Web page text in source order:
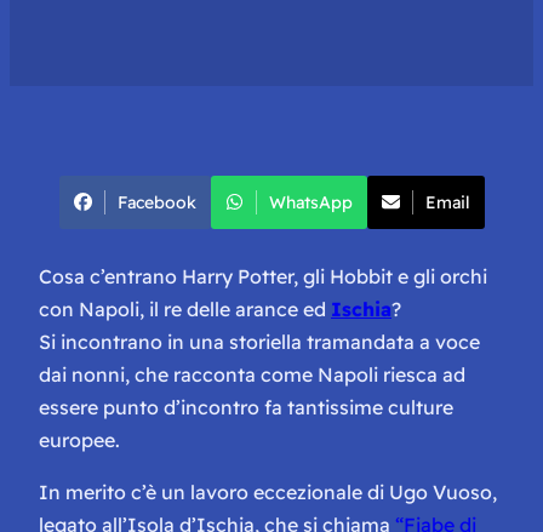
Facebook WhatsApp Email
Cosa c’entrano Harry Potter, gli Hobbit e gli orchi
con Napoli, il re delle arance ed Ischia?
Si incontrano in una storiella tramandata a voce
dai nonni, che racconta come Napoli riesca ad
essere punto d’incontro fa tantissime culture
europee.
In merito c’è un lavoro eccezionale di Ugo Vuoso,
legato all’Isola d’Ischia, che si chiama “Fiabe di